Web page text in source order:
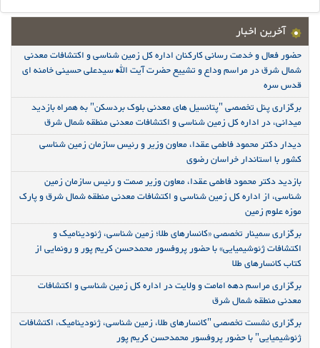
آخرین اخبار
حضور فعال و خدمت رسانی کارکنان اداره کل زمین شناسی و اکتشافات معدنی
شمال شرق در مراسم وداع و تشییع حضرت آیت الله سیدعلی حسینی خامنه ای
قدس سره
برگزاری پنل تخصصی "پتانسیل های معدنی بلوک بردسکن" به همراه بازدید
میدانی، در اداره کل زمین شناسی و اکتشافات معدنی منطقه شمال شرق
دیدار دکتر محمود فاطمی عقدا، معاون وزیر و رئیس سازمان زمین شناسی
کشور با استاندار خراسان رضوی
بازدید دکتر محمود فاطمی عقدا، معاون وزیر صمت و رئیس سازمان زمین
شناسی، از اداره کل زمین شناسی و اکتشافات معدنی منطقه شمال شرق و پارک
موزه علوم زمین
برگزاری سمینار تخصصی «کانسارهای طلا؛ زمین شناسی، ژئودینامیک و
اکتشافات ژئوشیمیایی» با حضور پروفسور محمدحسن کریم پور و رونمایی از
کتاب کانسارهای طلا
برگزاری مراسم دهه امامت و ولایت در اداره کل زمین شناسی و اکتشافات
معدنی منطقه شمال شرق
برگزاری نشست تخصصی "کانسارهای طلا، زمین شناسی، ژئودینامیک، اکتشافات
ژئوشیمیایی" با حضور پروفسور محمدحسن کریم پور